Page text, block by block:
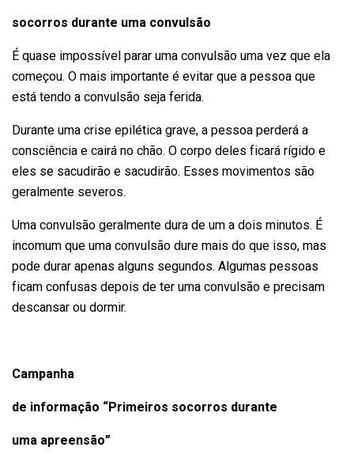
socorros durante uma convulsão
É quase impossível parar uma convulsão uma vez que ela
começou. O mais importante é evitar que a pessoa que
está tendo a convulsão seja ferida.
Durante uma crise epilética grave, a pessoa perderá a
consciência e cairá no chão. O corpo deles ficará rígido e
eles se sacudirão e sacudirão. Esses movimentos são
geralmente severos.
Uma convulsão geralmente dura de um a dois minutos. É
incomum que uma convulsão dure mais do que isso, mas
pode durar apenas alguns segundos. Algumas pessoas
ficam confusas depois de ter uma convulsão e precisam
descansar ou dormir.
Campanha
de informação “Primeiros socorros durante
uma apreensão”